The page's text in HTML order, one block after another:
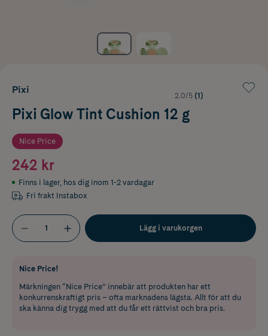
Pixi
2.0/5 (1)
Pixi Glow Tint Cushion 12 g
Nice Price
242 kr
Finns i lager, hos dig inom 1-2 vardagar
Fri frakt Instabox
Lägg i varukorgen
Nice Price!
Märkningen “Nice Price” innebär att produkten har ett
konkurrenskraftigt pris – ofta marknadens lägsta. Allt för att du
ska känna dig trygg med att du får ett rättvist och bra pris.